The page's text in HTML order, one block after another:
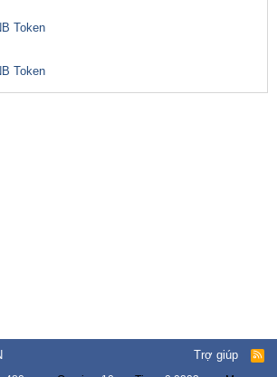
Token
Token
Trợ giúp
R